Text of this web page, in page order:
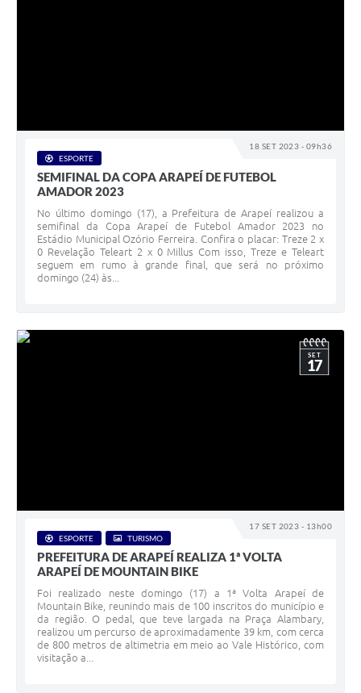
18 SET 2023 - 09h36
ESPORTE
SEMIFINAL DA COPA ARAPEÍ DE FUTEBOL
AMADOR 2023
No último domingo (17), a Prefeitura de Arapeí realizou a
semifinal da Copa Arapeí de Futebol Amador 2023 no
Estádio Municipal Ozório Ferreira. Confira o placar: Treze 2 x
0 Revelação Teleart 2 x 0 Millus Com isso, Treze e Teleart
seguem em rumo à grande final, que será no próximo
domingo (24) às...
17 SET 2023 - 13h00
SET
17
ESPORTE TURISMO
PREFEITURA DE ARAPEÍ REALIZA 1ª VOLTA
ARAPEÍ DE MOUNTAIN BIKE
Foi realizado neste domingo (17) a 1ª Volta Arapeí de
Mountain Bike, reunindo mais de 100 inscritos do município e
da região. O pedal, que teve largada na Praça Alambary,
realizou um percurso de aproximadamente 39 km, com cerca
de 800 metros de altimetria em meio ao Vale Histórico, com
visitação a...